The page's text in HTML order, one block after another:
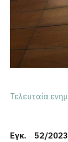
Τελευταία
Εγκ. 52/